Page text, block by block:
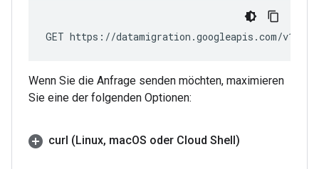
GET https://datamigration.googleapis.com/v1/
Wenn Sie die Anfrage senden möchten, maximieren
Sie eine der folgenden Optionen:
curl (Linux, macOS oder Cloud Shell)